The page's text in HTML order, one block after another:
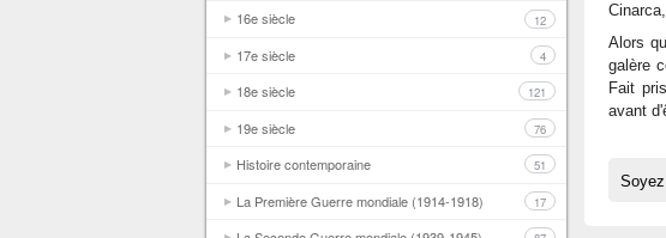
16e siècle 12
17e siècle 4
18e siècle 121
19e siècle 76
Histoire contemporaine 51
La Première Guerre mondiale (1914-1918) 17
Alors
galère
Fait
avant